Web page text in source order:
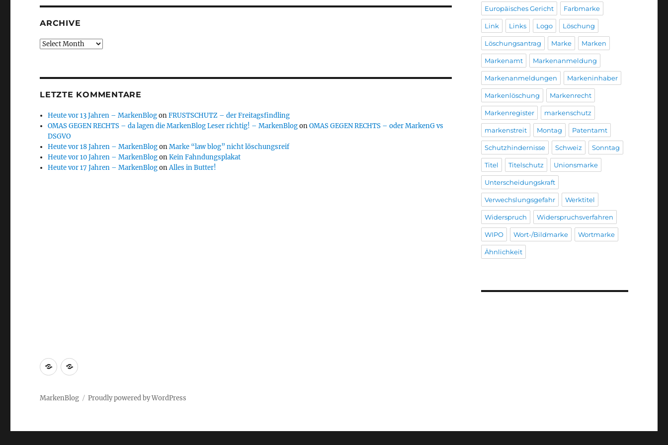
ARCHIVE
Archive
LETZTE KOMMENTARE
Heute vor 13 Jahren – MarkenBlogonFRUSTSCHUTZ – der Freitagsfindling
OMAS GEGEN RECHTS – da lagen die MarkenBlog Leser richtig! – MarkenBlogonOMAS GEGEN RECHTS – oder MarkenG vs
DSGVO
Heute vor 18 Jahren – MarkenBlogonMarke “law blog” nicht löschungsreif
Heute vor 10 Jahren – MarkenBlogonKein Fahndungsplakat
Heute vor 17 Jahren – MarkenBlogonAlles in Butter!
Europäisches Gericht Farbmarke
Link Links Logo Löschung
Löschungsantrag Marke Marken
Markenamt Markenanmeldung
Markenanmeldungen Markeninhaber
Markenlöschung Markenrecht
Markenregister markenschutz
markenstreit Montag Patentamt
Schutzhindernisse Schweiz Sonntag
Titel Titelschutz Unionsmarke
Unterscheidungskraft
Verwechslungsgefahr Werktitel
Widerspruch Widerspruchsverfahren
WIPO Wort-/Bildmarke Wortmarke
Ähnlichkeit
Markenrecherche
Gastbeiträge
MarkenBlog Proudly powered by WordPress